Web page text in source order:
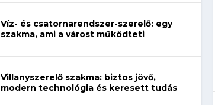
Víz- és csatornarendszer-szerelő: egy
szakma, ami a várost működteti
Villanyszerelő szakma: biztos jövő,
modern technológia és keresett tudás